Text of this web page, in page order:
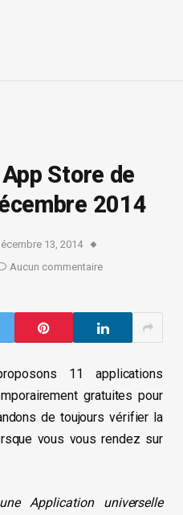
Store de
2014
13, 2014
Aucun commentaire
11 applications
gratuites pour
de toujours vérifier la
vous vous rendez sur
Application universelle